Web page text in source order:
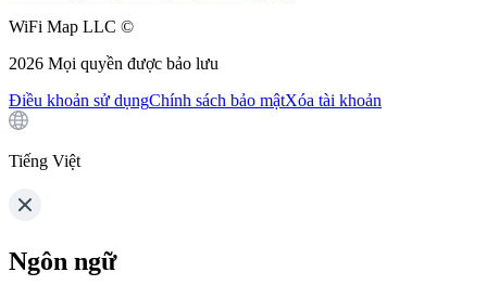
WiFi Map LLC ©
2026 Mọi quyền được bảo lưu
Điều khoản sử dụngChính sách bảo mậtXóa tài khoản
Tiếng Việt
Ngôn ngữ